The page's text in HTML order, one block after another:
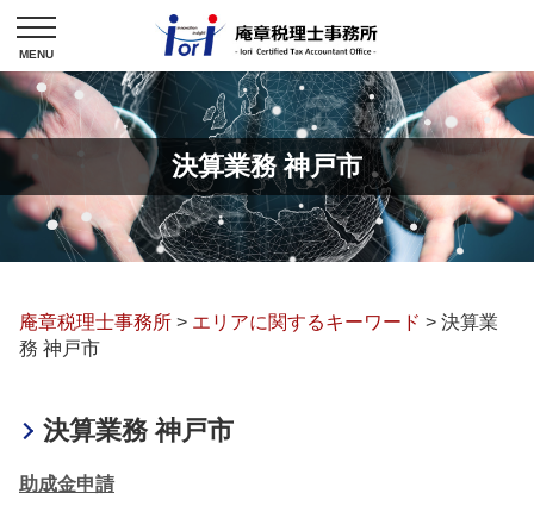
決算業務 神戸市
庵章税理士事務所 > エリアに関するキーワード > 決算業
務 神戸市
決算業務 神戸市
助成金申請